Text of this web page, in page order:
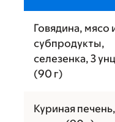
Говядина, мясо
субпродукты,
селезенка, 3
(90 г)
Куриная